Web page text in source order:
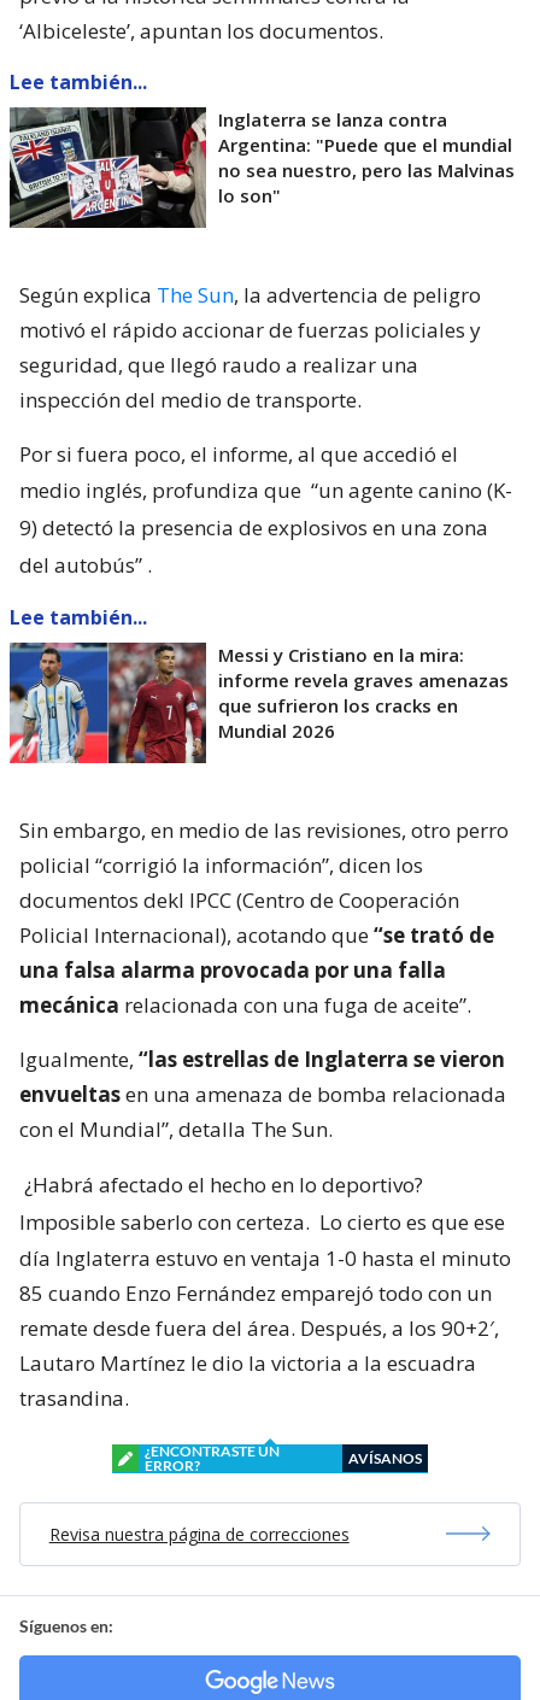
‘Albiceleste’, apuntan los documentos.
Lee también...
Inglaterra se lanza contra
Argentina: "Puede que el mundial
no sea nuestro, pero las Malvinas
lo son"
Según explica The Sun, la advertencia de peligro
motivó el rápido accionar de fuerzas policiales y
seguridad, que llegó raudo a realizar una
inspección del medio de transporte.
Por si fuera poco, el informe, al que accedió el
medio inglés, profundiza que “un agente canino (K-
9) detectó la presencia de explosivos en una zona
del autobús” .
Lee también...
Messi y Cristiano en la mira:
informe revela graves amenazas
que sufrieron los cracks en
Mundial 2026
Sin embargo, en medio de las revisiones, otro perro
policial “corrigió la información”, dicen los
documentos dekl IPCC (Centro de Cooperación
Policial Internacional), acotando que“se trató de
una falsa alarma provocada por una falla
mecánica relacionada con una fuga de aceite”.
Igualmente, “las estrellas de Inglaterra se vieron
envueltasen una amenaza de bomba relacionada
con el Mundial”, detalla The Sun.
¿Habrá afectado el hecho en lo deportivo?
Imposible saberlo con certeza. Lo cierto es que ese
día Inglaterra estuvo en ventaja 1-0 hasta el minuto
85 cuando Enzo Fernández emparejó todo con un
remate desde fuera del área. Después, a los 90+2′,
Lautaro Martínez le dio la victoria a la escuadra
trasandina.
¿ENCONTRASTE UN
ERROR?
AVÍSANOS
Revisa nuestra página de correcciones
Síguenos en: